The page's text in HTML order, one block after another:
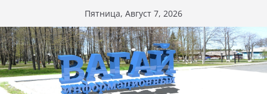
к
содержимому
Пятница, Август 7, 2026